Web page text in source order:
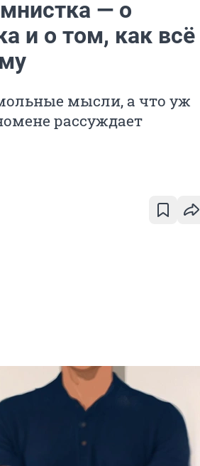
— о
и о том, как всё
мысли, а что уж
рассуждает